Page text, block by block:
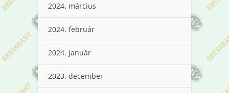
2024. március
2024. február
2024. január
2023. december